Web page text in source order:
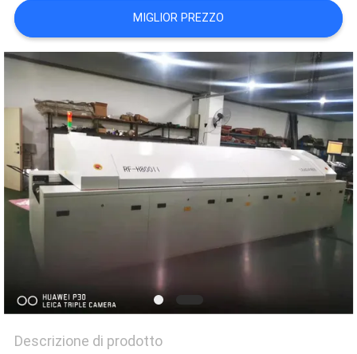
MAPPA
DEL
SITO
PRIVACY
POLICY
MIGLIOR PREZZO
Descrizione di prodotto